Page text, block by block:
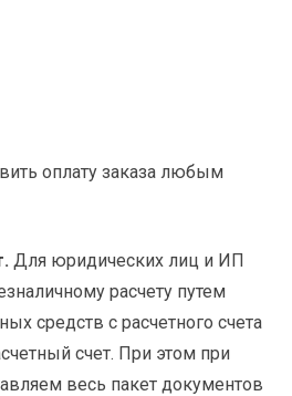
оплату заказа любым
Для юридических лиц и ИП
расчету путем
средств с расчетного счета
счет. При этом при
весь пакет документов